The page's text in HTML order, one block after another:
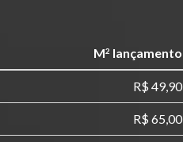
M2 lançamento
R$ 49,90
R$ 65,00